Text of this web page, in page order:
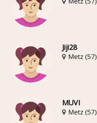
Jiji28
Metz (57)
MUVI
Metz (57)